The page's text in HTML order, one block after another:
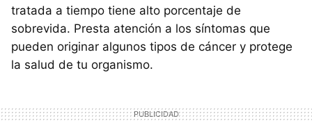
tratada a tiempo tiene alto porcentaje de
sobrevida. Presta atención a los síntomas que
pueden originar algunos tipos de cáncer y protege
la salud de tu organismo.